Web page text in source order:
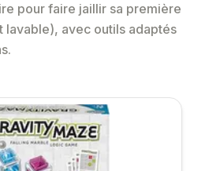
pour faire jaillir sa première
lavable), avec outils adaptés